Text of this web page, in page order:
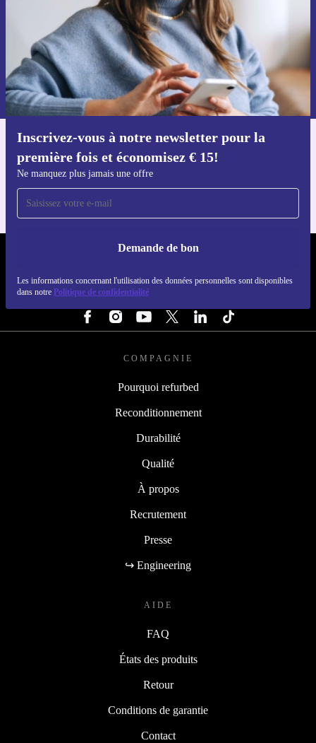
Inscrivez-vous à notre newsletter pour la
première fois et économisez € 15!
Ne manquez plus jamais une offre
Demande de bon
Les informations concernant l'utilisation des données personnelles sont disponibles
dans notre Politique de confidentialité
Voucher aanvragen
Retrouvez les informations sur l'utilisation des données personnelles
dans notrepolitique de confidentialité.
Téléchargez l'application refurbed
Pour iOS et Android
SUIVEZ-NOUS
COMPAGNIE
Pourquoi refurbed
Reconditionnement
Durabilité
Qualité
À propos
Recrutement
Presse
↪ Engineering
AIDE
FAQ
États des produits
Retour
Conditions de garantie
Contact